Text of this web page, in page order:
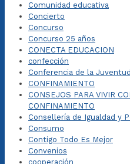
Comunidad educativa
Concierto
Concurso
Concurso 25 años
CONECTA EDUCACION
confección
Conferencia de la Juventud
CONFINAMIENTO
CONSEJOS PARA VIVIR
CONFINAMIENTO
Consellería de Igualdad y
Consumo
Contigo Todo Es Mejor
Convenios
cooperación